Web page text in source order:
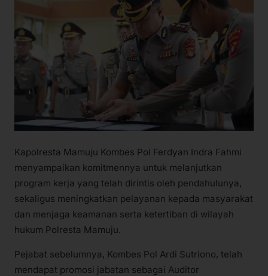
Kapolresta Mamuju Kombes Pol Ferdyan Indra Fahmi
menyampaikan komitmennya untuk melanjutkan
program kerja yang telah dirintis oleh pendahulunya,
sekaligus meningkatkan pelayanan kepada masyarakat
dan menjaga keamanan serta ketertiban di wilayah
hukum Polresta Mamuju.
Pejabat sebelumnya, Kombes Pol Ardi Sutriono, telah
mendapat promosi jabatan sebagai Auditor